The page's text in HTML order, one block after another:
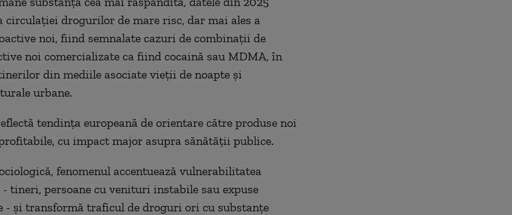
circulaţiei drogurilor de mare risc, dar mai ales a
noi, fiind semnalate cazuri de combinaţii de
noi comercializate ca fiind cocaină sau MDMA, în
din mediile asociate vieţii de noapte şi
urbane.
tendinţa europeană de orientare către produse noi
cu impact major asupra sănătăţii publice.
fenomenul accentuează vulnerabilitatea
tineri, persoane cu venituri instabile sau expuse
- şi transformă traficul de droguri ori cu substanţe